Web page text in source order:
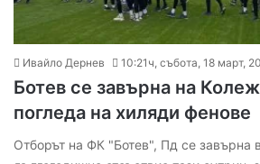
Ивайло Дернев 10:21ч, събота, 18 март,
Ботев се завърна на
погледа на хиляди фенове
Отборът на ФК "Ботев", Пд се завърна